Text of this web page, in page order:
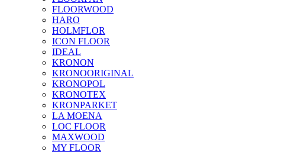
FLOORWOOD
HARO
HOLMFLOR
ICON FLOOR
IDEAL
KRONON
KRONOORIGINAL
KRONOPOL
KRONOTEX
KRONPARKET
LA MOENA
LOC FLOOR
MAXWOOD
MY FLOOR